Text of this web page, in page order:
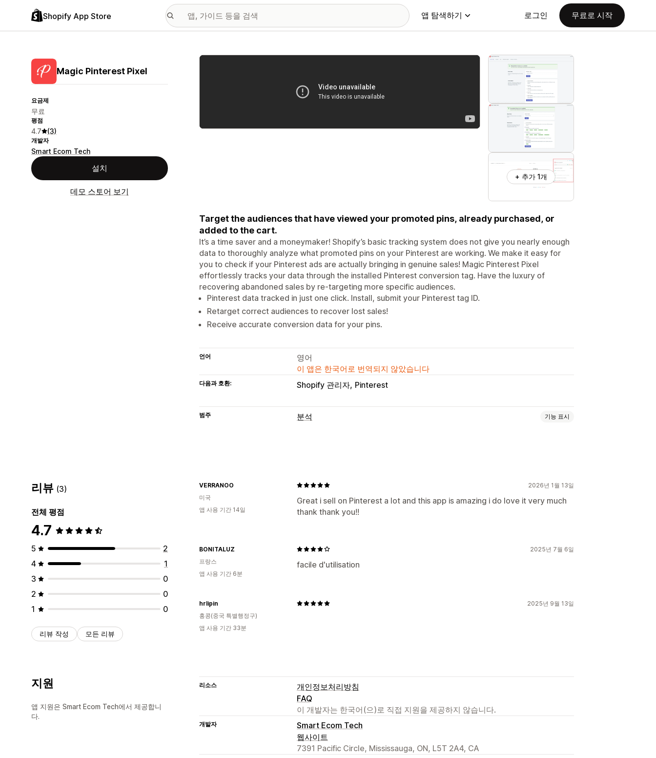
Shopify App Store 앱 탐색하기 로그인 무료로 시작
Magic Pinterest Pixel
요금제
무료
평점
4.7 (3)
개발자
Smart Ecom Tech
설치
데모 스토어 보기
추천 이미지 갤러리
+ 추가 1개
Target the audiences that have viewed your promoted pins, already purchased, or
added to the cart.
It’s a time saver and a moneymaker! Shopify’s basic tracking system does not give you nearly enough
data to thoroughly analyze what promoted pins on your Pinterest are working. We make it easy for
you to check if your Pinterest ads are actually bringing in genuine sales! Magic Pinterest Pixel
effortlessly tracks your data through the installed Pinterest conversion tag. Have the luxury of
recovering abandoned sales by re-targeting more specific audiences.
Pinterest data tracked in just one click. Install, submit your Pinterest tag ID.
Retarget correct audiences to recover lost sales!
Receive accurate conversion data for your pins.
언어
영어
이 앱은 한국어로 번역되지 않았습니다
다음과 호환: Shopify 관리자 Pinterest
범주 분석 기능 표시
픽셀 추적
리뷰 (3)
전체 평점
4.7
5
2
4
1
3
0
2
0
1
0
리뷰 작성 모든 리뷰
2026년 1월 13일
Great i sell on Pinterest a lot and this app is amazing i do love it very much
thank thank you!!
VERRANOO
미국
앱 사용 기간 14일
2025년 7월 6일
facile d'utilisation
BONITALUZ
프랑스
앱 사용 기간 6분
2025년 9월 13일
hrlipin
홍콩(중국 특별행정구)
앱 사용 기간 33분
지원
앱 지원은 Smart Ecom Tech에서 제공합니
다.
리소스
개인정보처리방침
FAQ
이 개발자는 한국어(으)로 직접 지원을 제공하지 않습니다.
개발자
Smart Ecom Tech
웹사이트
7391 Pacific Circle, Mississauga, ON, L5T 2A4, CA